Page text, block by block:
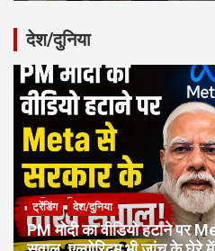
देश/दुनिया
ट्रेंडिंग देश/दुनिया
PM मोदी का वीडियो हटाने पर